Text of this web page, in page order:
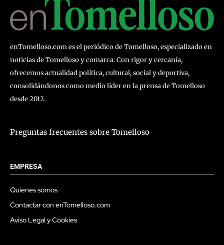
enTomelloso.com es el periódico de Tomelloso, especializado en
noticias de Tomelloso y comarca. Con rigor y cercanía,
ofrecemos actualidad política, cultural, social y deportiva,
consolidándonos como medio líder en la prensa de Tomelloso
desde 2012.
Preguntas frecuentes sobre Tomelloso
EMPRESA
Quienes somos
Contactar con enTomelloso.com
Aviso Legal y Cookies